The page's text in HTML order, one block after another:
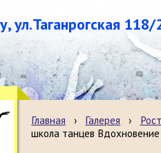
ул.Таганрогская 118/
Главная › Галерея ›
школа танцев Вдохновение